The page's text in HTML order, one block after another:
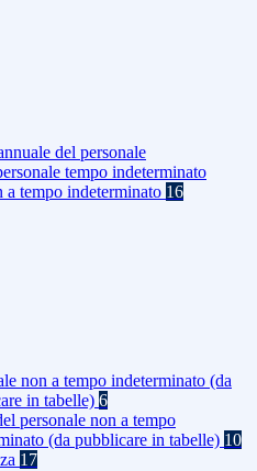
del personale
tempo indeterminato
a tempo indeterminato 16
non a tempo indeterminato (da
in tabelle) 6
personale non a tempo
(da pubblicare in tabelle) 10
17